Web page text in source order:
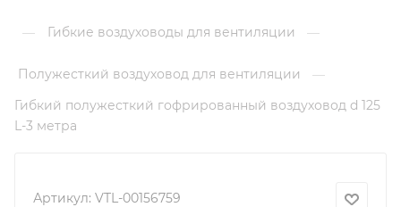
— Гибкие воздуховоды для вентиляции —
Полужесткий воздуховод для вентиляции
—
Гибкий полужесткий гофрированный воздуховод d 125
L-3 метра
Артикул: VTL-00156759